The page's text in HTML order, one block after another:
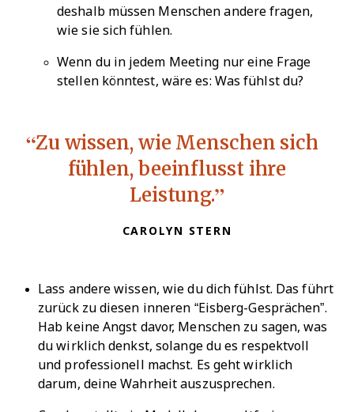
deshalb müssen Menschen andere fragen,
wie sie sich fühlen.
Wenn du in jedem Meeting nur eine Frage
stellen könntest, wäre es: Was fühlst du?
Zu wissen, wie Menschen sich
fühlen, beeinflusst ihre
Leistung.
CAROLYN STERN
Lass andere wissen, wie du dich fühlst. Das führt
zurück zu diesen inneren “Eisberg-Gesprächen”.
Hab keine Angst davor, Menschen zu sagen, was
du wirklich denkst, solange du es respektvoll
und professionell machst. Es geht wirklich
darum, deine Wahrheit auszusprechen.